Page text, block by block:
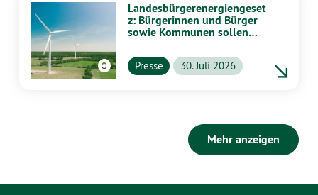
Landesbürgerenergiengeset
z: Bürgerinnen und Bürger
sowie Kommunen sollen
profitieren
Presse 30. Juli 2026
Mehr anzeigen